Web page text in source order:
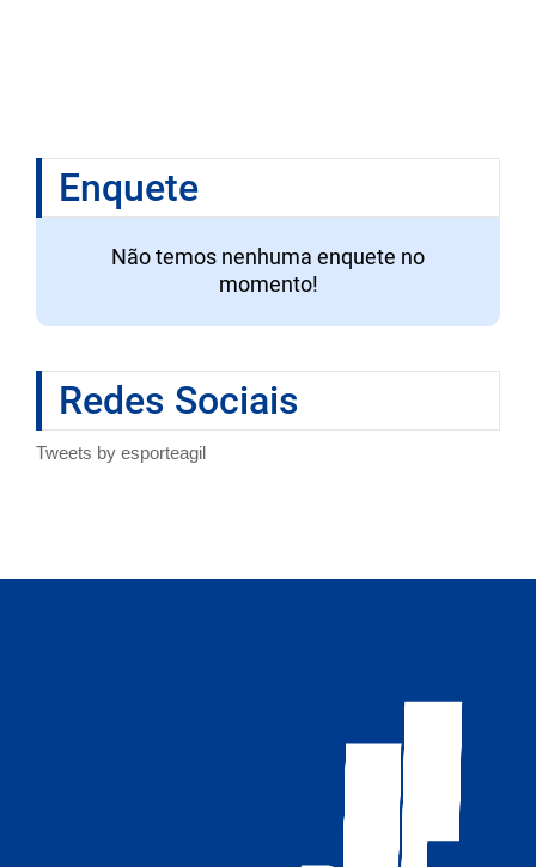
Enquete
Não temos nenhuma enquete no
momento!
Redes Sociais
Tweets by esporteagil